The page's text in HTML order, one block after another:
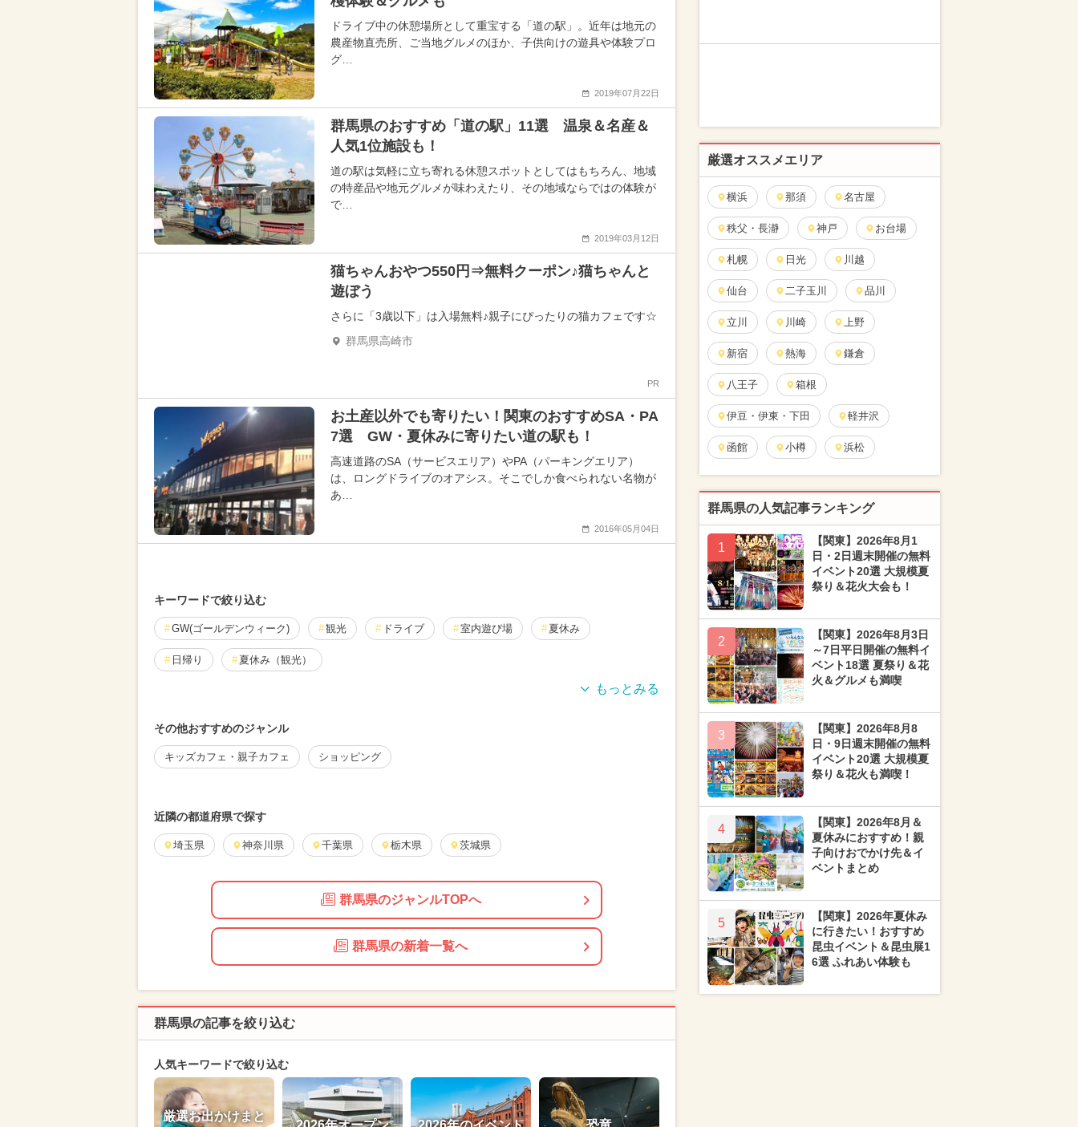
ドライブ中の休憩場所として重宝する「道の駅」。近年は地元の
農産物直売所、ご当地グルメのほか、子供向けの遊具や体験プロ
グ…
2019年07月22日
群馬県のおすすめ「道の駅」11選 温泉＆名産＆
人気1位施設も！
道の駅は気軽に立ち寄れる休憩スポットとしてはもちろん、地域
の特産品や地元グルメが味わえたり、その地域ならではの体験が
で…
2019年03月12日
猫ちゃんおやつ550円⇒無料クーポン♪猫ちゃんと
遊ぼう
さらに「3歳以下」は入場無料♪親子にぴったりの猫カフェです☆
群馬県高崎市
PR
お土産以外でも寄りたい！関東のおすすめSA・PA
7選 GW・夏休みに寄りたい道の駅も！
高速道路のSA（サービスエリア）やPA（パーキングエリア）
は、ロングドライブのオアシス。そこでしか食べられない名物が
あ…
2016年05月04日
キーワードで絞り込む
GW(ゴールデンウィーク) 観光 ドライブ 室内遊び場 夏休み
日帰り 夏休み（観光）
その他おすすめのジャンル
キッズカフェ・親子カフェ ショッピング
近隣の都道府県で探す
埼玉県 神奈川県 千葉県 栃木県 茨城県
群馬県のジャンルTOPへ
群馬県の新着一覧へ
群馬県の記事を絞り込む
人気キーワードで絞り込む
厳選お出かけまと
厳選オススメエリア
横浜 那須 名古屋
秩父・長瀞 神戸 お台場
札幌 日光 川越
仙台 二子玉川 品川
立川 川崎 上野
新宿 熱海 鎌倉
八王子 箱根
伊豆・伊東・下田 軽井沢
函館 小樽 浜松
群馬県の人気記事ランキング
1
【関東】2026年8月1
日・2日週末開催の無料
イベント20選 大規模夏
祭り＆花火大会も！
2
【関東】2026年8月3日
～7日平日開催の無料イ
ベント18選 夏祭り＆花
火＆グルメも満喫
3
【関東】2026年8月8
日・9日週末開催の無料
イベント20選 大規模夏
祭り＆花火も満喫！
4
【関東】2026年8月＆
夏休みにおすすめ！親
子向けおでかけ先＆イ
ベントまとめ
5
【関東】2026年夏休み
に行きたい！おすすめ
昆虫イベント＆昆虫展1
6選 ふれあい体験も